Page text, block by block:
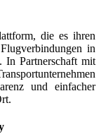
die es ihren
in
In Partnerschaft mit
und einfacher